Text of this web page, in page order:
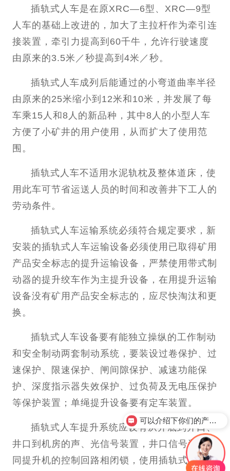
插轨式人车是在原XRC―6型、XRC―9型
人车的基础上改进的，加大了主拉杆作为牵引连
接装置，牵引力提高到60千牛，允许行驶速度
由原来的3.5米／秒提高到4米／秒。
插轨式人车成列后能通过的小弯道曲率半径
由原来的25米缩小到12米和10米，并发展了每
车乘15人和8人的新品种，其中8人的小型人车
方便了小矿井的用户使用，从而扩大了使用范
围。
插轨式人车不适用水泥轨枕及整体道床，使
用此车可节省运送人员的时间和改善井下工人的
劳动条件。
插轨式人车运输系统必须符合规定要求，新
安装的插轨式人车运输设备必须使用已取得矿用
产品安全标志的提升运输设备，严禁使用带式制
动器的提升绞车作为主提升设备，在用提升运输
设备没有矿用产品安全标志的，应尽快淘汰和更
换。
插轨式人车设备要有能独立操纵的工作制动
和安全制动两套制动系统，要装设过卷保护、过
速保护、限速保护、闸间隙保护、减速功能保
护、深度指示器失效保护、过负荷及无电压保护
等保护装置；单绳提升设备要有定车装置。
插轨式人车提升系统应设有从井底到井口、
井口到机房的声、光信号装置，井口信号装置应
同提升机的控制回路相闭锁，使用插轨式人车升
可以介绍下你们的产品么？